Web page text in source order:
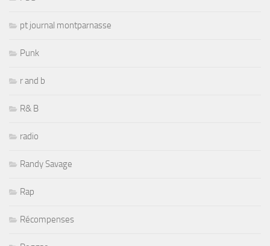
pt journal montparnasse
Punk
r and b
R& B
radio
Randy Savage
Rap
Récompenses